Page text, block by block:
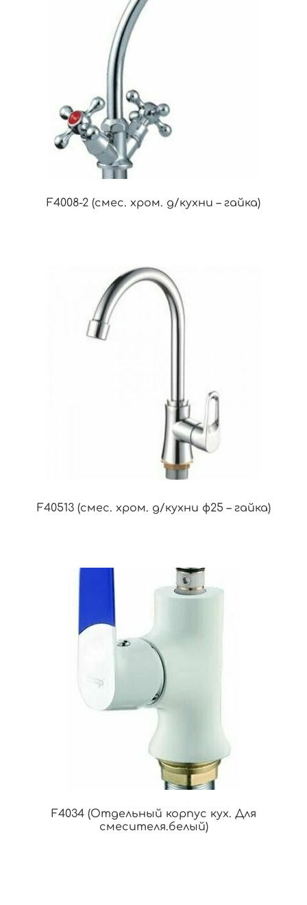
F4008-2 (смес. хром. д/кухни – гайка)
F40513 (смес. хром. д/кухни ф25 – гайка)
F4034 (Отдельный корпус кух. Для
смесителя.белый)